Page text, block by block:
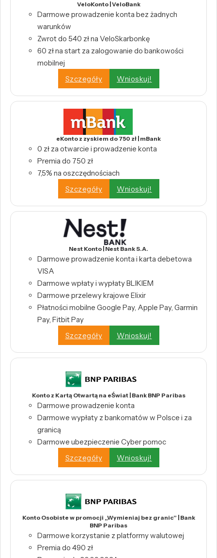
VeloKonto | VeloBank
Darmowe prowadzenie konta bez żadnych
warunków
Zwrot do 540 zł na VeloSkarbonkę
60 zł na start za zalogowanie do bankowości
mobilnej
Szczegóły
Wnioskuj!
eKonto z zyskiem do 750 zł | mBank
0 zł za otwarcie i prowadzenie konta
Premia do 750 zł
7,5% na oszczędnościach
Szczegóły
Wnioskuj!
Nest Konto | Nest Bank S.A.
Darmowe prowadzenie konta i karta debetowa
VISA
Darmowe wpłaty i wypłaty BLIKIEM
Darmowe przelewy krajowe Elixir
Płatności mobilne Google Pay, Apple Pay, Garmin
Pay, Fitbit Pay
Szczegóły
Wnioskuj!
Konto z Kartą Otwartą na eŚwiat | Bank BNP Paribas
Darmowe prowadzenie konta
Darmowe wypłaty z bankomatów w Polsce i za
granicą
Darmowe ubezpieczenie Cyber pomoc
Szczegóły
Wnioskuj!
Konto Osobiste w promocji „Wymieniaj bez granic” | Bank
BNP Paribas
Darmowe korzystanie z platformy walutowej
Premia do 490 zł